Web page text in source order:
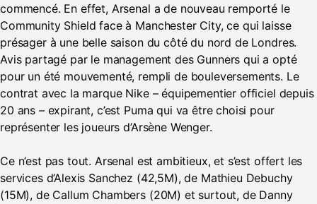
commencé. En effet, Arsenal a de nouveau remporté le
Community Shield face à Manchester City, ce qui laisse
présager à une belle saison du côté du nord de Londres.
Avis partagé par le management des Gunners qui a opté
pour un été mouvementé, rempli de bouleversements. Le
contrat avec la marque Nike – équipementier officiel depuis
20 ans – expirant, c’est Puma qui va être choisi pour
représenter les joueurs d’Arsène Wenger.
Ce n’est pas tout. Arsenal est ambitieux, et s’est offert les
services d’Alexis Sanchez (42,5M), de Mathieu Debuchy
(15M), de Callum Chambers (20M) et surtout, de Danny